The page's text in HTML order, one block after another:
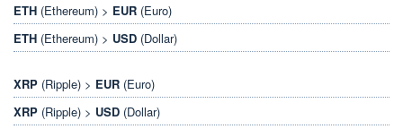
ETH (Ethereum) > EUR (Euro)
ETH (Ethereum) > USD (Dollar)
XRP (Ripple) > EUR (Euro)
XRP (Ripple) > USD (Dollar)